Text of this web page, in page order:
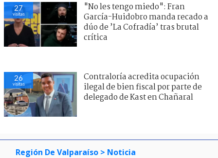
27
visitas
"No les tengo miedo": Fran
García-Huidobro manda recado a
dúo de ’La Cofradía’ tras brutal
crítica
26
visitas
Contraloría acredita ocupación
ilegal de bien fiscal por parte de
delegado de Kast en Chañaral
Región De Valparaíso > Noticia